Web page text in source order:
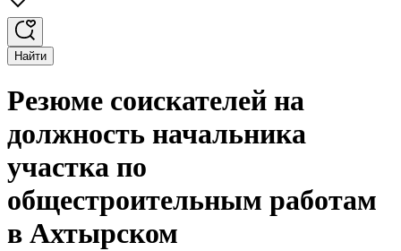
Найти
Резюме соискателей на
должность начальника
участка по
общестроительным работам
в Ахтырском